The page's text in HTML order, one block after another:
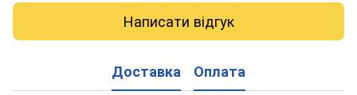
Написати відгук
Доставка Оплата